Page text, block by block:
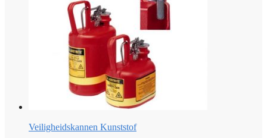
Veiligheidskannen Kunststof